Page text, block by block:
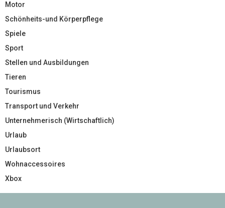
Motor
Schönheits-und Körperpflege
Spiele
Sport
Stellen und Ausbildungen
Tieren
Tourismus
Transport und Verkehr
Unternehmerisch (Wirtschaftlich)
Urlaub
Urlaubsort
Wohnaccessoires
Xbox